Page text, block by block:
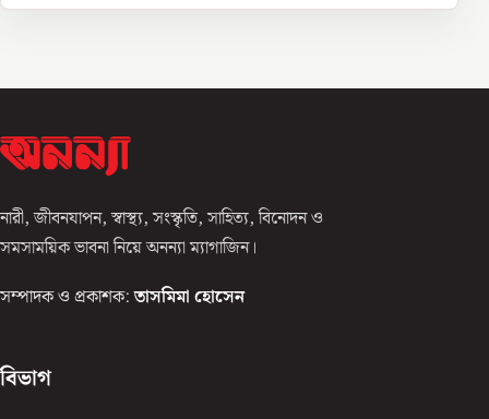
নারী, জীবনযাপন, স্বাস্থ্য, সংস্কৃতি, সাহিত্য, বিনোদন ও
সমসাময়িক ভাবনা নিয়ে অনন্যা ম্যাগাজিন।
সম্পাদক ও প্রকাশক: তাসমিমা হোসেন
বিভাগ